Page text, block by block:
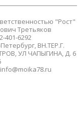
"Рост"
Третьяков
401-6292
ВН.ТЕР.Г.
УЛ ЧАПЫГИНА, Д. 6